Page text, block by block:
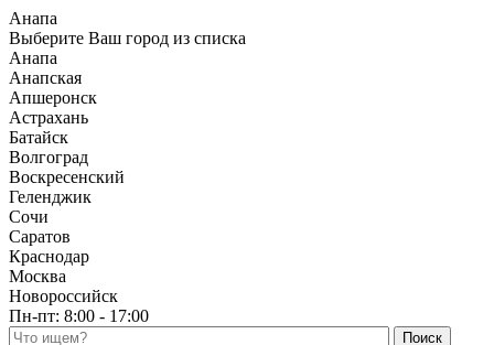
Анапа
Выберите Ваш город из списка
Анапа
Анапская
Апшеронск
Астрахань
Батайск
Волгоград
Воскресенский
Геленджик
Сочи
Саратов
Краснодар
Москва
Новороссийск
Пн-пт: 8:00 - 17:00
Поиск по каталогу